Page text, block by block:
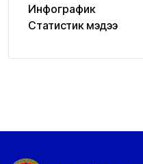
Инфографик
Статистик мэдээ